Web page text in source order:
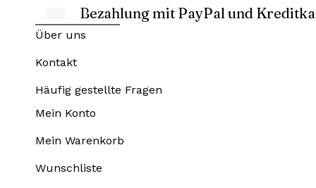
Bezahlung mit PayPal und
Über uns
Kontakt
Häufig gestellte Fragen
Mein Konto
Mein Warenkorb
Wunschliste